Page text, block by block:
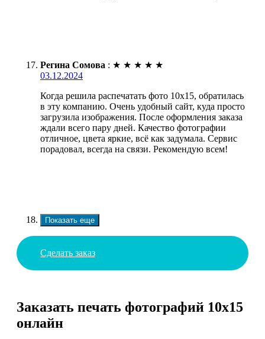
Регина Сомова : ★ ★ ★ ★ ★
03.12.2024
Когда решила распечатать фото 10х15, обратилась
в эту компанию. Очень удобный сайт, куда просто
загрузила изображения. После оформления заказа
ждали всего пару дней. Качество фотографии
отличное, цвета яркие, всё как задумала. Сервис
порадовал, всегда на связи. Рекомендую всем!
Показать еще
Сделать заказ
Заказать печать фотографий 10х15
онлайн